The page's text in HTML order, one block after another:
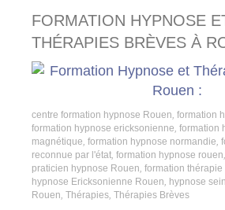
FORMATION HYPNOSE
THÉRAPIES BRÈVES À
centre formation hypnose Rouen formation
formation hypnose ericksonienne formation
magnétique formation hypnose normandie
reconnue par l'état formation hypnose rouen
praticien hypnose Rouen formation thérapie
hypnose Ericksonienne Rouen hypnose
Rouen Thérapies Thérapies Brèves